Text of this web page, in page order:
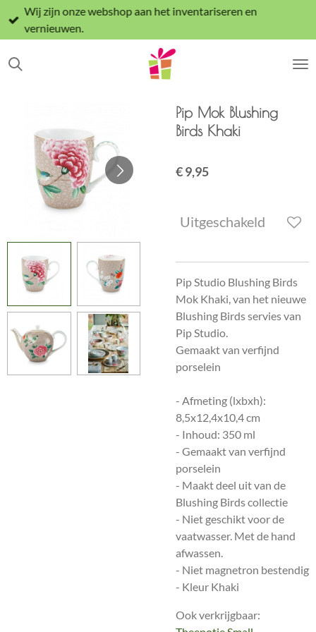
Ga
direct
de
Wij zijn onze webshop aan het inventariseren en
vernieuwen.
Pip Mok Blushing
Birds Khaki
€ 9,95
Uitgeschakeld
Pip Studio Blushing Birds
Mok Khaki, van het nieuwe
Blushing Birds servies van
Pip Studio.
Gemaakt van verfijnd
porselein
- Afmeting (lxbxh):
8,5x12,4x10,4 cm
- Inhoud: 350 ml
- Gemaakt van verfijnd
porselein
- Maakt deel uit van de
Blushing Birds collectie
- Niet geschikt voor de
vaatwasser. Met de hand
afwassen.
- Niet magnetron bestendig
- Kleur Khaki
Ook verkrijgbaar: